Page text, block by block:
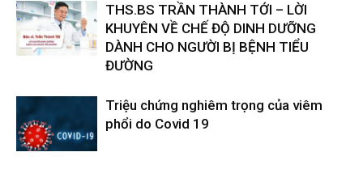
THS.BS TRẦN THÀNH TỚI – LỜI
KHUYÊN VỀ CHẾ ĐỘ DINH DƯỠNG
DÀNH CHO NGƯỜI BỊ BỆNH TIỂU
ĐƯỜNG
Triệu chứng nghiêm trọng của viêm
phổi do Covid 19